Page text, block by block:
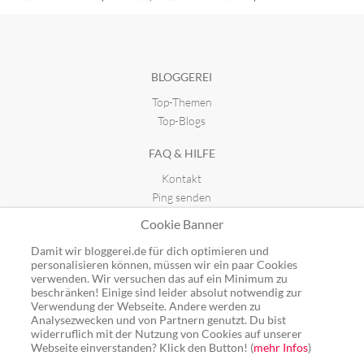
BLOGGEREI
Top-Themen
Top-Blogs
FAQ & HILFE
Kontakt
Ping senden
GUTSCHEINE
Top-Gutscheine
Alle Shops
Cookie Banner
Damit wir bloggerei.de für dich optimieren und
personalisieren können, müssen wir ein paar Cookies
verwenden. Wir versuchen das auf ein Minimum zu
beschränken! Einige sind leider absolut notwendig zur
Verwendung der Webseite. Andere werden zu
Analysezwecken und von Partnern genutzt. Du bist
widerruflich mit der Nutzung von Cookies auf unserer
Webseite einverstanden? Klick den Button! (mehr Infos)